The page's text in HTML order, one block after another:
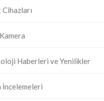
Haberleri ve Yenilikler
İncelemeleri